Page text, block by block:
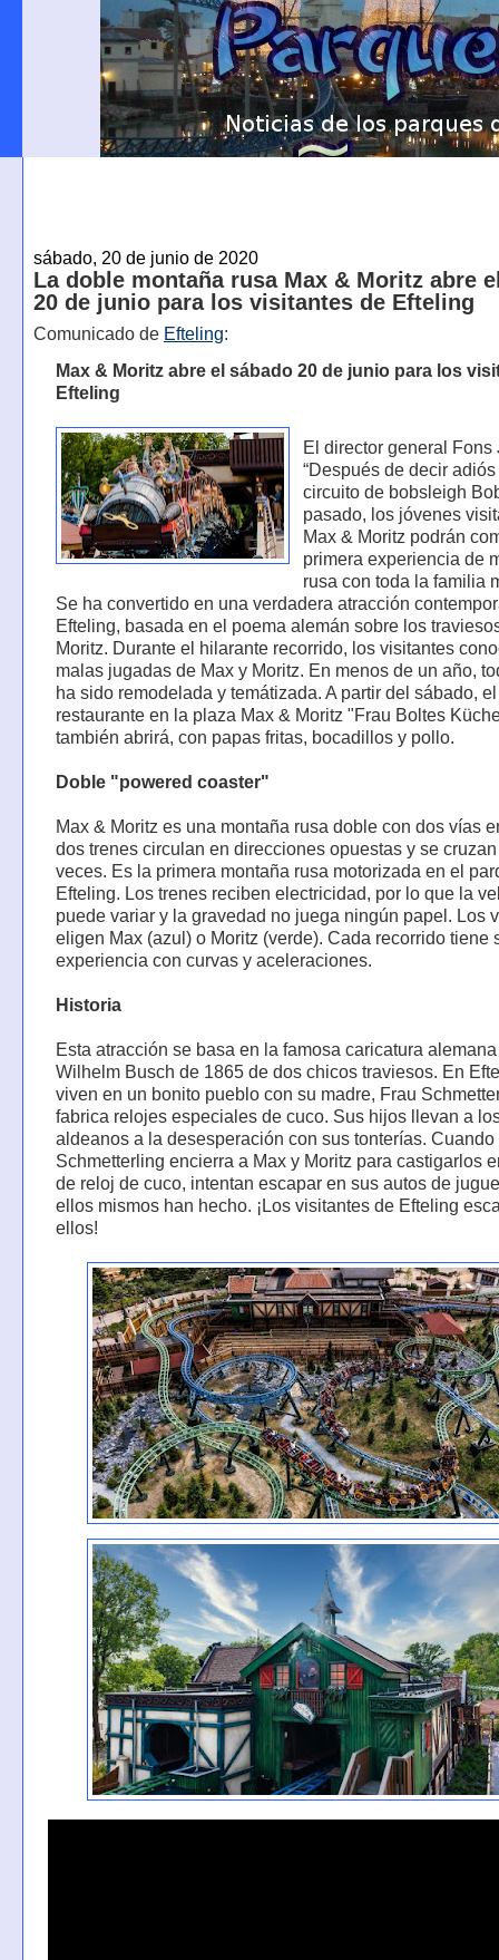
sábado, 20 de junio de 2020
La doble montaña rusa Max & Moritz abre
20 de junio para los visitantes de Efteling
Comunicado de Efteling:
Max & Moritz abre el sábado 20 de junio para los
Efteling
El director general Fons
“Después de decir
circuito de bobsleigh
pasado, los jóvenes
Max & Moritz podrán
primera experiencia de
rusa con toda la familia
Se ha convertido en una verdadera atracción
Efteling, basada en el poema alemán sobre los
Moritz. Durante el hilarante recorrido, los visitantes
malas jugadas de Max y Moritz. En menos de un año,
ha sido remodelada y temátizada. A partir del sábado,
restaurante en la plaza Max & Moritz "Frau Boltes
también abrirá, con papas fritas, bocadillos y pollo.
Doble "powered coaster"
Max & Moritz es una montaña rusa doble con dos vías
dos trenes circulan en direcciones opuestas y se
veces. Es la primera montaña rusa motorizada en el
Efteling. Los trenes reciben electricidad, por lo que la
puede variar y la gravedad no juega ningún papel. Los
eligen Max (azul) o Moritz (verde). Cada recorrido tiene
experiencia con curvas y aceleraciones.
Historia
Esta atracción se basa en la famosa caricatura
Wilhelm Busch de 1865 de dos chicos traviesos. En
viven en un bonito pueblo con su madre, Frau
fabrica relojes especiales de cuco. Sus hijos llevan a
aldeanos a la desesperación con sus tonterías. Cuando
Schmetterling encierra a Max y Moritz para castigarlos
de reloj de cuco, intentan escapar en sus autos de
ellos mismos han hecho. ¡Los visitantes de Efteling
ellos!